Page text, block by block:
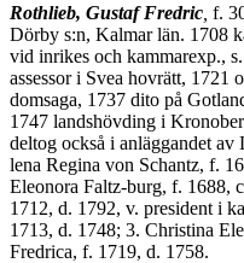
Rothlieb, Gustaf Fredric f.
Dörby s:n, Kalmar län. 1708
vid inrikes och kammarexp.,
assessor i Svea hovrätt, 1721
domsaga, 1737 dito på
1747 landshövding i
deltog också i anläggandet
lena Regina von Schantz, f.
Eleonora Faltz-burg, f. 1688,
1712, d. 1792, v. president i
1713, d. 1748; 3. Christina
Fredrica, f. 1719, d. 1758.